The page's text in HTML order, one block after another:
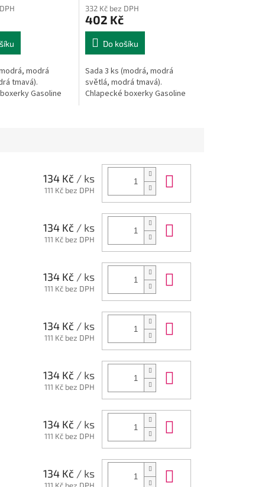
modrá
tmavá).
Gasoline
332 Kč bez DPH
402 Kč
Do košíku
Sada 3 ks (modrá, modrá
světlá, modrá tmavá).
Chlapecké boxerky Gasoline
134 Kč / ks
111 Kč bez DPH
134 Kč / ks
111 Kč bez DPH
134 Kč / ks
111 Kč bez DPH
134 Kč / ks
111 Kč bez DPH
134 Kč / ks
111 Kč bez DPH
134 Kč / ks
111 Kč bez DPH
134 Kč / ks
111 Kč bez DPH